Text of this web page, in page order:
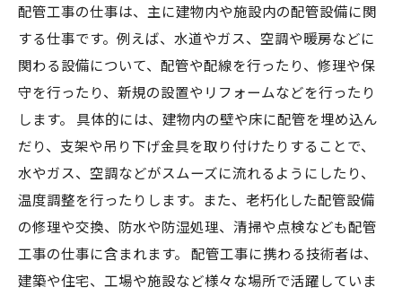
配管工事の仕事は、主に建物内や施設内の配管設備に関
する仕事です。例えば、水道やガス、空調や暖房などに
関わる設備について、配管や配線を行ったり、修理や保
守を行ったり、新規の設置やリフォームなどを行ったり
します。 具体的には、建物内の壁や床に配管を埋め込ん
だり、支架や吊り下げ金具を取り付けたりすることで、
水やガス、空調などがスムーズに流れるようにしたり、
温度調整を行ったりします。また、老朽化した配管設備
の修理や交換、防水や防湿処理、清掃や点検なども配管
工事の仕事に含まれます。 配管工事に携わる技術者は、
建築や住宅、工場や施設など様々な場所で活躍していま